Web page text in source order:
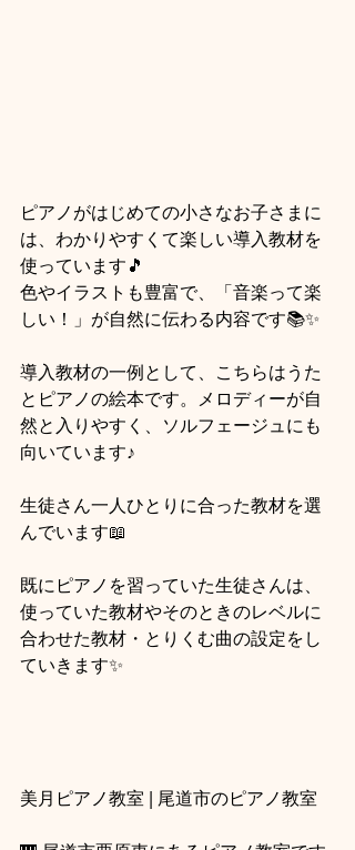
ピアノがはじめての小さなお子さまに
は、わかりやすくて楽しい導入教材を
使っています🎵
色やイラストも豊富で、「音楽って楽
しい！」が自然に伝わる内容です📚✨
導入教材の一例として、こちらはうた
とピアノの絵本です。メロディーが自
然と入りやすく、ソルフェージュにも
向いています♪
生徒さん一人ひとりに合った教材を選
んでいます📖
既にピアノを習っていた生徒さんは、
使っていた教材やそのときのレベルに
合わせた教材・とりくむ曲の設定をし
ていきます✨
美月ピアノ教室 | 尾道市のピアノ教室